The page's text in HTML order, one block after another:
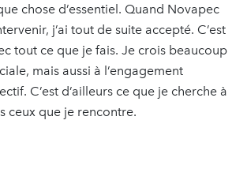
chose d’essentiel. Quand Novapec
j’ai tout de suite accepté. C’est
tout ce que je fais. Je crois beaucoup
mais aussi à l’engagement
C’est d’ailleurs ce que je cherche à
ceux que je rencontre.